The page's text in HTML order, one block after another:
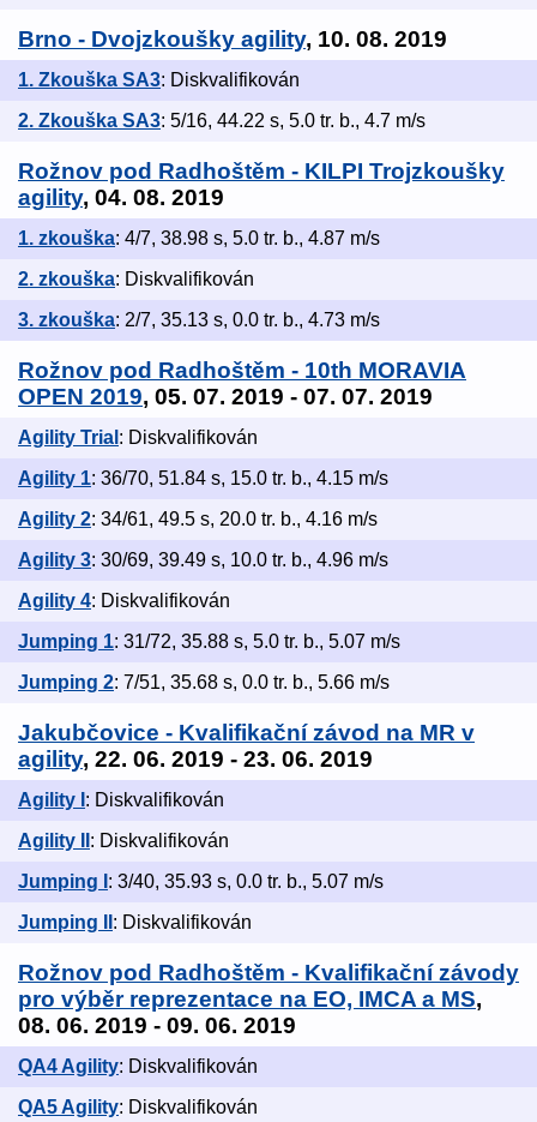
Brno - Dvojzkoušky agility, 10. 08. 2019
1. Zkouška SA3: Diskvalifikován
2. Zkouška SA3: 5/16, 44.22 s, 5.0 tr. b., 4.7 m/s
Rožnov pod Radhoštěm - KILPI Trojzkoušky
agility, 04. 08. 2019
1. zkouška: 4/7, 38.98 s, 5.0 tr. b., 4.87 m/s
2. zkouška: Diskvalifikován
3. zkouška: 2/7, 35.13 s, 0.0 tr. b., 4.73 m/s
Rožnov pod Radhoštěm - 10th MORAVIA
OPEN 2019, 05. 07. 2019 - 07. 07. 2019
Agility Trial : Diskvalifikován
Agility 1: 36/70, 51.84 s, 15.0 tr. b., 4.15 m/s
Agility 2: 34/61, 49.5 s, 20.0 tr. b., 4.16 m/s
Agility 3: 30/69, 39.49 s, 10.0 tr. b., 4.96 m/s
Agility 4: Diskvalifikován
Jumping 1: 31/72, 35.88 s, 5.0 tr. b., 5.07 m/s
Jumping 2: 7/51, 35.68 s, 0.0 tr. b., 5.66 m/s
Jakubčovice - Kvalifikační závod na MR v
agility, 22. 06. 2019 - 23. 06. 2019
Agility I : Diskvalifikován
Agility II : Diskvalifikován
Jumping I : 3/40, 35.93 s, 0.0 tr. b., 5.07 m/s
Jumping II : Diskvalifikován
Rožnov pod Radhoštěm - Kvalifikační závody
pro výběr reprezentace na EO, IMCA a MS,
08. 06. 2019 - 09. 06. 2019
QA4 Agility: Diskvalifikován
QA5 Agility: Diskvalifikován